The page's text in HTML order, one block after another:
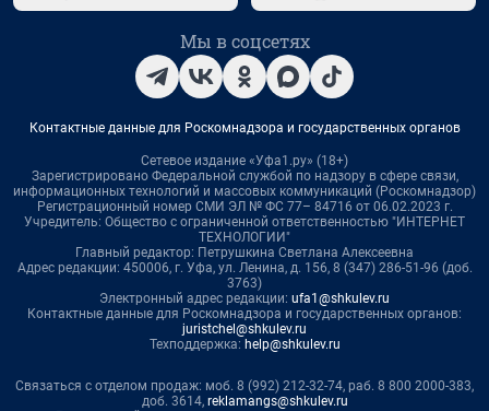
Мы в соцсетях
Контактные данные для Роскомнадзора и государственных органов
Сетевое издание «Уфа1.ру» (18+)
Зарегистрировано Федеральной службой по надзору в сфере связи,
информационных технологий и массовых коммуникаций (Роскомнадзор)
Регистрационный номер СМИ ЭЛ № ФС 77– 84716 от 06.02.2023 г.
Учредитель: Общество с ограниченной ответственностью "ИНТЕРНЕТ
ТЕХНОЛОГИИ"
Главный редактор: Петрушкина Светлана Алексеевна
Адрес редакции: 450006, г. Уфа, ул. Ленина, д. 156, 8 (347) 286-51-96 (доб.
3763)
Электронный адрес редакции: ufa1@shkulev.ru
Контактные данные для Роскомнадзора и государственных органов:
juristchel@shkulev.ru
Техподдержка: help@shkulev.ru
Связаться с отделом продаж: моб. 8 (992) 212-32-74, раб. 8 800 2000-383,
доб. 3614, reklamangs@shkulev.ru